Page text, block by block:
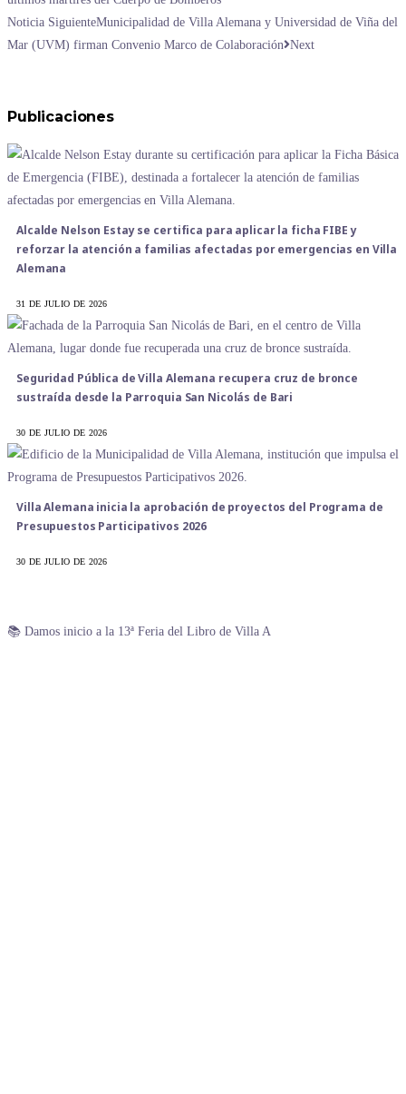
Noticia SiguienteMunicipalidad de Villa Alemana y Universidad de Viña del
Mar (UVM) firman Convenio Marco de Colaboración Next
Publicaciones
Alcalde Nelson Estay se certifica para aplicar la ficha FIBE y
reforzar la atención a familias afectadas por emergencias en Villa
Alemana
31 DE JULIO DE 2026
Seguridad Pública de Villa Alemana recupera cruz de bronce
sustraída desde la Parroquia San Nicolás de Bari
30 DE JULIO DE 2026
Villa Alemana inicia la aprobación de proyectos del Programa de
Presupuestos Participativos 2026
30 DE JULIO DE 2026
📚 Damos inicio a la 13ª Feria del Libro de Villa A